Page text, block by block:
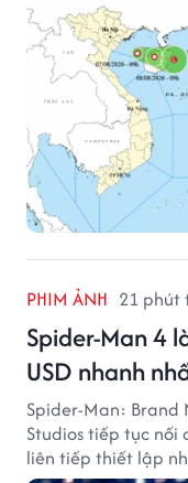
PHIM ẢNH 21 phút
Spider-Man 4
USD nhanh
Spider-Man: Brand
Studios tiếp tục
liên tiếp thiết lập